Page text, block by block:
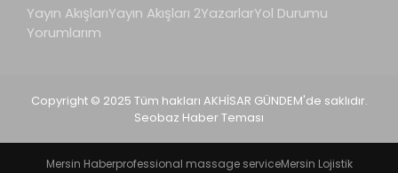
Yayın AkışlarıYayın Akışları 2YazarlarYol Durumu
Yorumlarım
Copyright © 2025 Tüm hakları AKHİSAR GÜNDEM'de saklıdır.
Seobaz Haber Teması
Mersin Haberprofessional massage serviceMersin Lojistik